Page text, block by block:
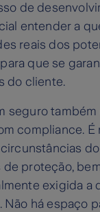
de
entender a
reais dos
que se
do cliente.
seguro
compliance. É
proteção,
exigida a
há espaço